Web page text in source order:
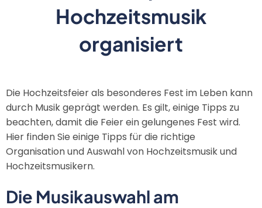
Hochzeitsmusik
organisiert
Die Hochzeitsfeier als besonderes Fest im Leben kann
durch Musik geprägt werden. Es gilt, einige Tipps zu
beachten, damit die Feier ein gelungenes Fest wird.
Hier finden Sie einige Tipps für die richtige
Organisation und Auswahl von Hochzeitsmusik und
Hochzeitsmusikern.
Die Musikauswahl am